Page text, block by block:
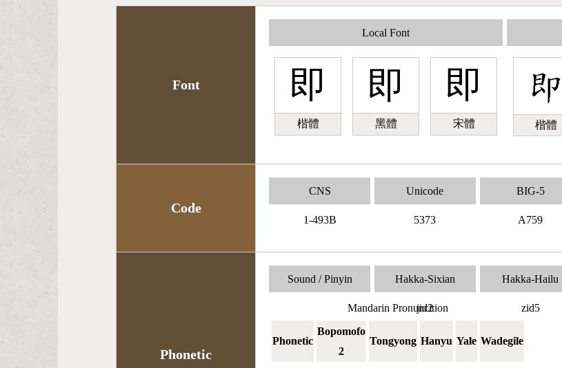
Font
Local Font
即
楷體
即
黑體
即
宋體 楷體
Code
CNS
1-493B
Unicode
5373
BIG-5
A759
Phonetic
Sound / Pinyin
Mandarin Pronuncition
Phonetic
Bopomofo
2
Tongyong Hanyu Yale Wadegile
Hakka-Sixian
jid2
Hakka-Hailu
zid5